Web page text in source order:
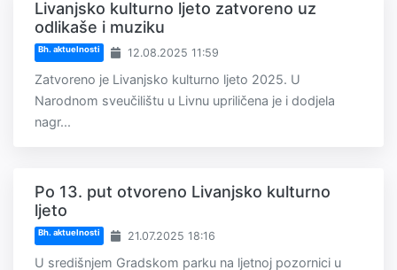
Livanjsko kulturno ljeto zatvoreno uz
odlikaše i muziku
Bh. aktuelnosti 12.08.2025 11:59
Zatvoreno je Livanjsko kulturno ljeto 2025. U
Narodnom sveučilištu u Livnu upriličena je i dodjela
nagr...
Po 13. put otvoreno Livanjsko kulturno
ljeto
Bh. aktuelnosti 21.07.2025 18:16
U središnjem Gradskom parku na ljetnoj pozornici u